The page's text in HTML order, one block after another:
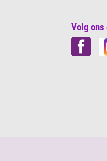
Volg ons